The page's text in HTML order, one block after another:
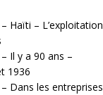
Haïti – L’exploitation
Il y a 90 ans –
1936
Dans les entreprises